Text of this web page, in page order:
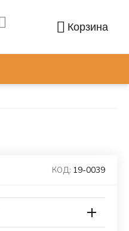
Корзина
КОД: 19-0039